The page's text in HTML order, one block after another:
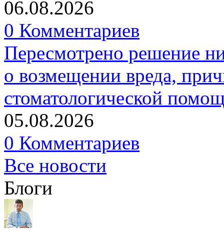
06.08.2026
0 Комментариев
Пересмотрено решение
о возмещении вреда,
стоматологической
05.08.2026
0 Комментариев
Все новости
Блоги